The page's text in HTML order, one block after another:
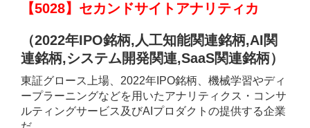
【5028】セカンドサイトアナリティカ
（2022年IPO銘柄,人工知能関連銘柄,AI関
連銘柄,システム開発関連,SaaS関連銘柄）
東証グロース上場、2022年IPO銘柄、機械学習やディ
ープラーニングなどを用いたアナリティクス・コンサ
ルティングサービス及びAIプロダクトの提供する企業